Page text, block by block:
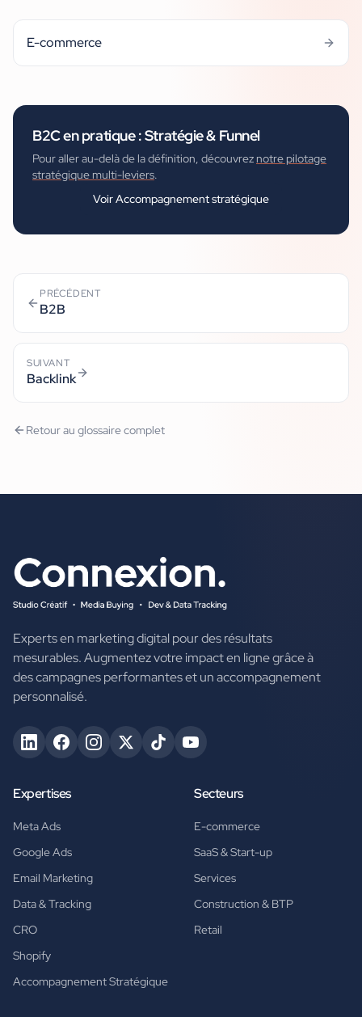
E-commerce
B2Cen pratique :Stratégie & Funnel
Pour aller au-delà de la définition, découvrez notre pilotage
stratégique multi-leviers.
VoirAccompagnement stratégique
PRÉCÉDENT
B2B
SUIVANT
Backlink
Retour au glossaire complet
Experts en marketing digital pour des résultats
mesurables. Augmentez votre impact en ligne grâce à
des campagnes performantes et un accompagnement
personnalisé.
Expertises
Meta Ads
Google Ads
Email Marketing
Data & Tracking
CRO
Shopify
Accompagnement Stratégique
Secteurs
E-commerce
SaaS & Start-up
Services
Construction & BTP
Retail